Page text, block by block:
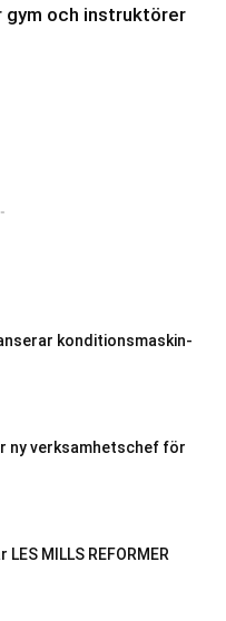
och instruktörer
konditionsmaskin-
ny verksamhetschef för
MILLS REFORMER